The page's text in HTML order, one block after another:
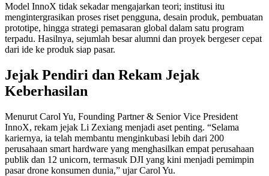
Model InnoX tidak sekadar mengajarkan teori; institusi itu
mengintergrasikan proses riset pengguna, desain produk, pembuatan
prototipe, hingga strategi pemasaran global dalam satu program
terpadu. Hasilnya, sejumlah besar alumni dan proyek bergeser cepat
dari ide ke produk siap pasar.
Jejak Pendiri dan Rekam Jejak
Keberhasilan
Menurut Carol Yu, Founding Partner & Senior Vice President
InnoX, rekam jejak Li Zexiang menjadi aset penting. “Selama
kariernya, ia telah membantu menginkubasi lebih dari 200
perusahaan smart hardware yang menghasilkan empat perusahaan
publik dan 12 unicorn, termasuk DJI yang kini menjadi pemimpin
pasar drone konsumen dunia,” ujar Carol Yu.